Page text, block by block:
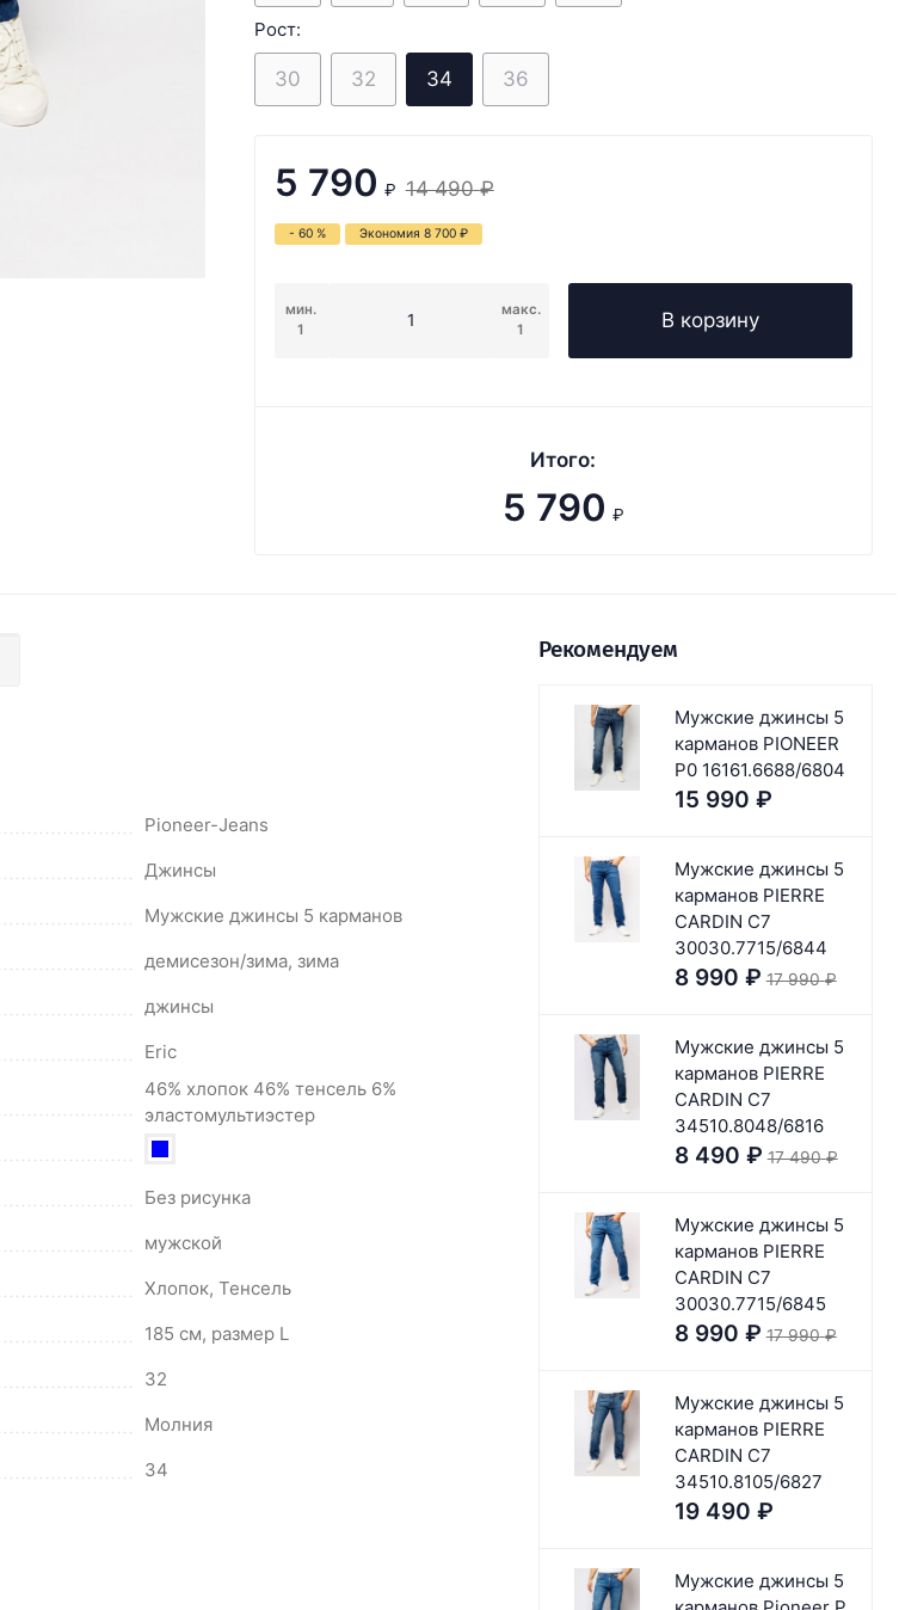
Рост:
30 32 34 36
5 790 ₽ 14 490 ₽
- 60 % Экономия 8 700 ₽
мин.
1
макс.
1
В корзину
Итого:
5 790 ₽
Pioneer-Jeans
Джинсы
Мужские джинсы 5 карманов
демисезон/зима, зима
джинсы
Eric
46% хлопок 46% тенсель 6%
эластомультиэстер
Без рисунка
мужской
Хлопок, Тенсель
185 см, размер L
32
Молния
34
Рекомендуем
Мужские джинсы 5
карманов PIONEER
P0 16161.6688/6804
15 990 ₽
Мужские джинсы 5
карманов PIERRE
CARDIN C7
30030.7715/6844
8 990 ₽ 17 990 ₽
Мужские джинсы 5
карманов PIERRE
CARDIN C7
34510.8048/6816
8 490 ₽ 17 490 ₽
Мужские джинсы 5
карманов PIERRE
CARDIN C7
30030.7715/6845
8 990 ₽ 17 990 ₽
Мужские джинсы 5
карманов PIERRE
CARDIN C7
34510.8105/6827
19 490 ₽
Мужские джинсы 5